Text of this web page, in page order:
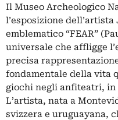
Il Museo Archeologico
l’esposizione
emblematico “FEAR”
universale che affligge
precisa
fondamentale della vita
giochi negli anfiteatri, in
L’artista, nata a
svizzera e uruguayana,